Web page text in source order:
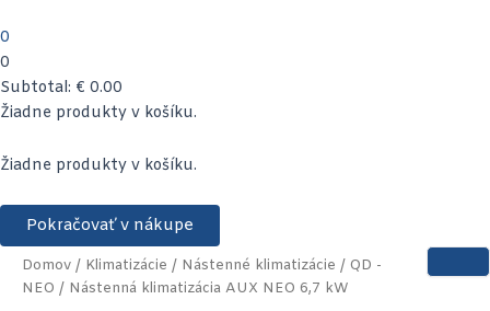
na
obsah
0
0
Subtotal: € 0.00
Žiadne produkty v košíku.
Žiadne produkty v košíku.
Pokračovať v nákupe
Domov / Klimatizácie / Nástenné klimatizácie / QD -
NEO / Nástenná klimatizácia AUX NEO 6,7 kW
množstvo
Nástenná
AUX
6,7
kW